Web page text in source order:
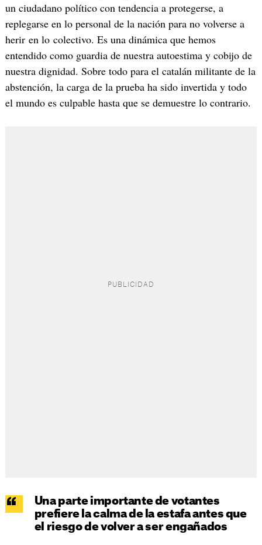
un ciudadano político con tendencia a protegerse, a
replegarse en lo personal de la nación para no volverse a
herir en lo colectivo. Es una dinámica que hemos
entendido como guardia de nuestra autoestima y cobijo de
nuestra dignidad. Sobre todo para el catalán militante de la
abstención, la carga de la prueba ha sido invertida y todo
el mundo es culpable hasta que se demuestre lo contrario.
Una parte importante de votantes
prefiere la calma de la estafa antes que
el riesgo de volver a ser engañados